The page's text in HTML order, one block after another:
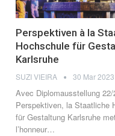
Perspektiven à la
Hochschule für
Karlsruhe
SUZI VIEIRA 30 Mar 2023
Avec Diplomausstellung 22/
Perspektiven, la Staatliche
für Gestaltung Karlsruhe
l’honneur…